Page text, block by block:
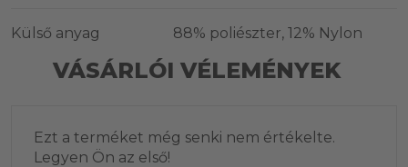
Külső anyag 88% poliészter, 12% Nylon
VÁSÁRLÓI VÉLEMÉNYEK
Ezt a terméket még senki nem értékelte.
Legyen Ön az első!